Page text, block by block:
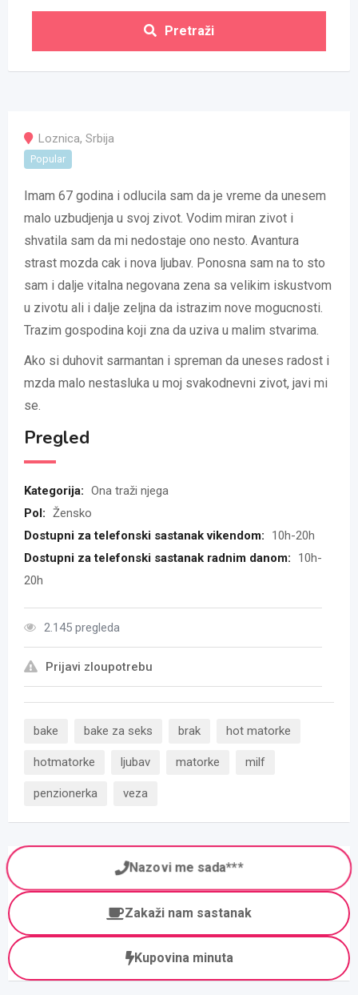
Pretraži
Loznica, Srbija
Popular
Imam 67 godina i odlucila sam da je vreme da unesem
malo uzbudjenja u svoj zivot. Vodim miran zivot i
shvatila sam da mi nedostaje ono nesto. Avantura
strast mozda cak i nova ljubav. Ponosna sam na to sto
sam i dalje vitalna negovana zena sa velikim iskustvom
u zivotu ali i dalje zeljna da istrazim nove mogucnosti.
Trazim gospodina koji zna da uziva u malim stvarima.
Ako si duhovit sarmantan i spreman da uneses radost i
mzda malo nestasluka u moj svakodnevni zivot, javi mi
se.
Pregled
Kategorija: Ona traži njega
Pol: Žensko
Dostupni za telefonski sastanak vikendom:
10h-20h
Dostupni za telefonski sastanak radnim danom:
10h-
20h
2.145 pregleda
Prijavi zloupotrebu
bake bake za seks brak hot matorke
hotmatorke ljubav matorke milf
penzionerka veza
Nazovi me sada***
Zakaži nam sastanak
Kupovina minuta